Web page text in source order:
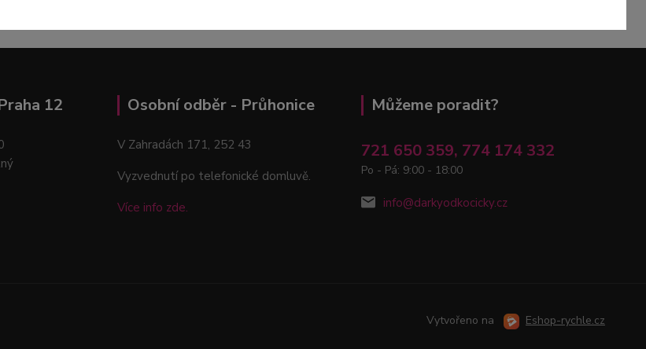
12 Osobní odběr - Průhonice
V Zahradách 171, 252 43
Vyzvednutí po telefonické domluvě.
Více info zde.
Můžeme poradit?
721 650 359, 774 174 332
Po - Pá: 9:00 - 18:00
info@darkyodkocicky.cz
Vytvořeno na Eshop-rychle.cz